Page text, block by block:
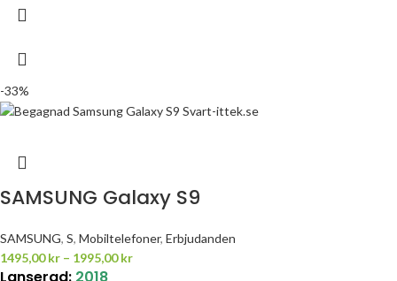
-33%
SAMSUNG Galaxy S9
SAMSUNG, S, Mobiltelefoner, Erbjudanden
1495,00kr – 1995,00kr